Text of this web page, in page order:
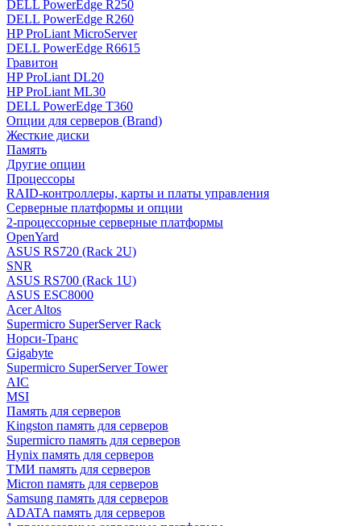
DELL PowerEdge R250
DELL PowerEdge R260
HP ProLiant MicroServer
DELL PowerEdge R6615
Гравитон
HP ProLiant DL20
HP ProLiant ML30
DELL PowerEdge T360
Опции для серверов (Brand)
Жесткие диски
Память
Другие опции
Процессоры
RAID-контроллеры, карты и платы управления
Серверные платформы и опции
2-процессорные серверные платформы
OpenYard
ASUS RS720 (Rack 2U)
SNR
ASUS RS700 (Rack 1U)
ASUS ESC8000
Acer Altos
Supermicro SuperServer Rack
Норси-Транс
Gigabyte
Supermicro SuperServer Tower
AIC
MSI
Память для серверов
Kingston память для серверов
Supermicro память для серверов
Hynix память для серверов
ТМИ память для серверов
Micron память для серверов
Samsung память для серверов
ADATA память для серверов